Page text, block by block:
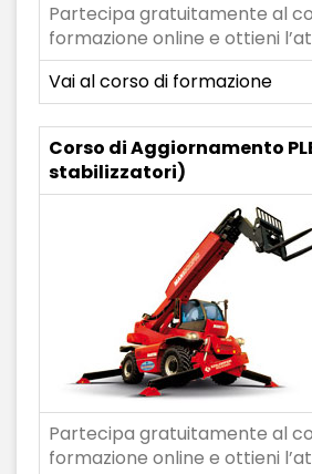
Partecipa gratuitamente al
formazione online e ottieni
Vai al corso di formazione
Corso di Aggiornamento
stabilizzatori)
Partecipa gratuitamente al
formazione online e ottieni